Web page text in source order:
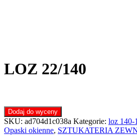
LOZ 22/140
Dodaj do wyceny
SKU: ad704d1c038a Kategorie: loz 140-
Opaski okienne, SZTUKATERIA